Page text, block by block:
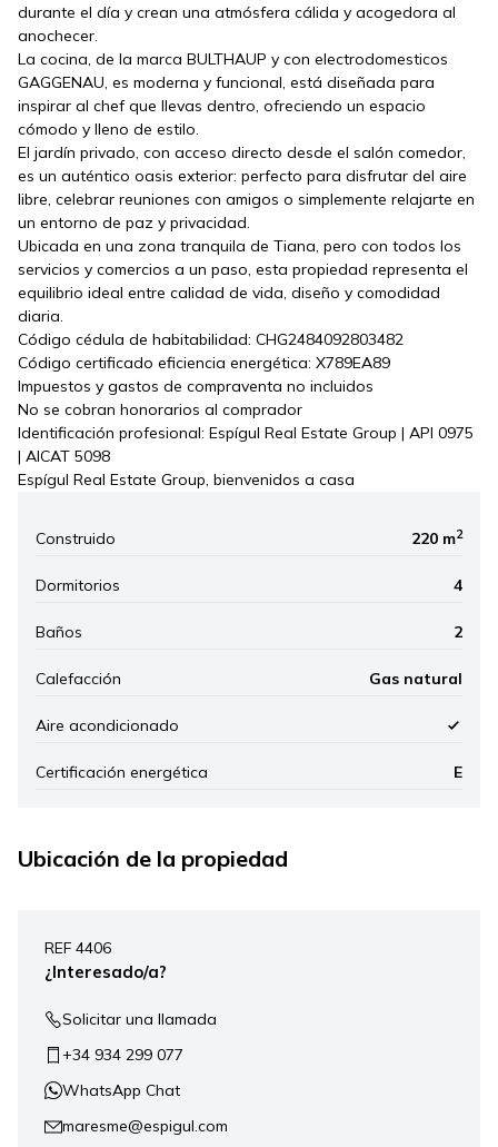
durante el día y crean una atmósfera cálida y acogedora al
anochecer.
La cocina, de la marca BULTHAUP y con electrodomesticos
GAGGENAU, es moderna y funcional, está diseñada para
inspirar al chef que llevas dentro, ofreciendo un espacio
cómodo y lleno de estilo.
El jardín privado, con acceso directo desde el salón comedor,
es un auténtico oasis exterior: perfecto para disfrutar del aire
libre, celebrar reuniones con amigos o simplemente relajarte en
un entorno de paz y privacidad.
Ubicada en una zona tranquila de Tiana, pero con todos los
servicios y comercios a un paso, esta propiedad representa el
equilibrio ideal entre calidad de vida, diseño y comodidad
diaria.
Código cédula de habitabilidad: CHG2484092803482
Código certificado eficiencia energética: X789EA89
Impuestos y gastos de compraventa no incluidos
No se cobran honorarios al comprador
Identificación profesional: Espígul Real Estate Group | API 0975
| AICAT 5098
Espígul Real Estate Group, bienvenidos a casa
Construido 220 m2
Dormitorios 4
Baños 2
Calefacción Gas natural
Aire acondicionado
Certificación energética E
Ubicación de la propiedad
−
REF 4406
¿Interesado/a?
Solicitar una llamada
+34 934 299 077
WhatsApp Chat
maresme@espigul.com